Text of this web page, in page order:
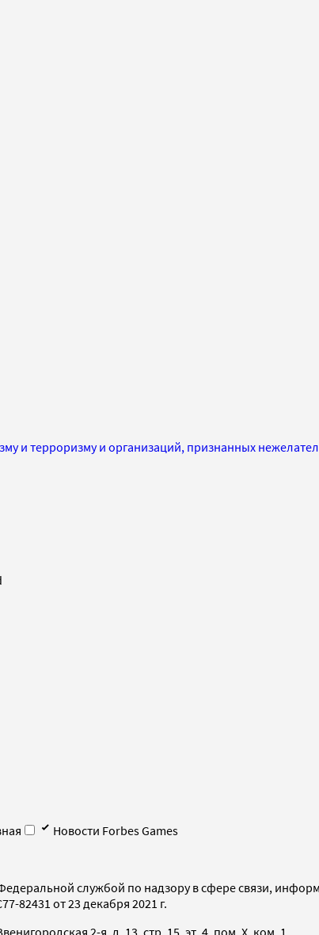
и терроризму и организаций, признанных
Новости Forbes Games
службой по надзору в сфере связи,
82431 от 23 декабря 2021 г.
2-я, д. 13, стр. 15, эт. 4, пом. X, ком. 1